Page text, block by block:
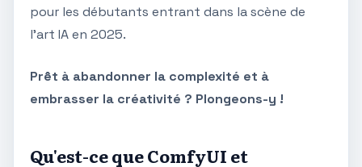
pour les débutants entrant dans la scène de
l'art IA en 2025.
Prêt à abandonner la complexité et à
embrasser la créativité ? Plongeons-y !
Qu'est-ce que ComfyUI et